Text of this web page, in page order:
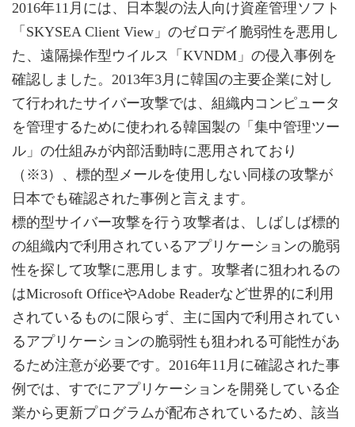
2016年11月には、日本製の法人向け資産管理ソフト
「SKYSEA Client View」のゼロデイ脆弱性を悪用し
た、遠隔操作型ウイルス「KVNDM」の侵入事例を
確認しました。2013年3月に韓国の主要企業に対し
て行われたサイバー攻撃では、組織内コンピュータ
を管理するために使われる韓国製の「集中管理ツー
ル」の仕組みが内部活動時に悪用されており
（※3）、標的型メールを使用しない同様の攻撃が
日本でも確認された事例と言えます。
標的型サイバー攻撃を行う攻撃者は、しばしば標的
の組織内で利用されているアプリケーションの脆弱
性を探して攻撃に悪用します。攻撃者に狙われるの
はMicrosoft OfficeやAdobe Readerなど世界的に利用
されているものに限らず、主に国内で利用されてい
るアプリケーションの脆弱性も狙われる可能性があ
るため注意が必要です。2016年11月に確認された事
例では、すでにアプリケーションを開発している企
業から更新プログラムが配布されているため、該当